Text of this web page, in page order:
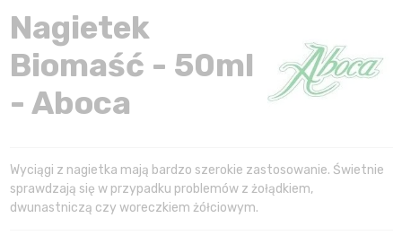
Nagietek
Biomaść - 50ml
- Aboca
Wyciągi z nagietka mają bardzo szerokie zastosowanie. Świetnie
sprawdzają się w przypadku problemów z żołądkiem,
dwunastniczą czy woreczkiem żółciowym.